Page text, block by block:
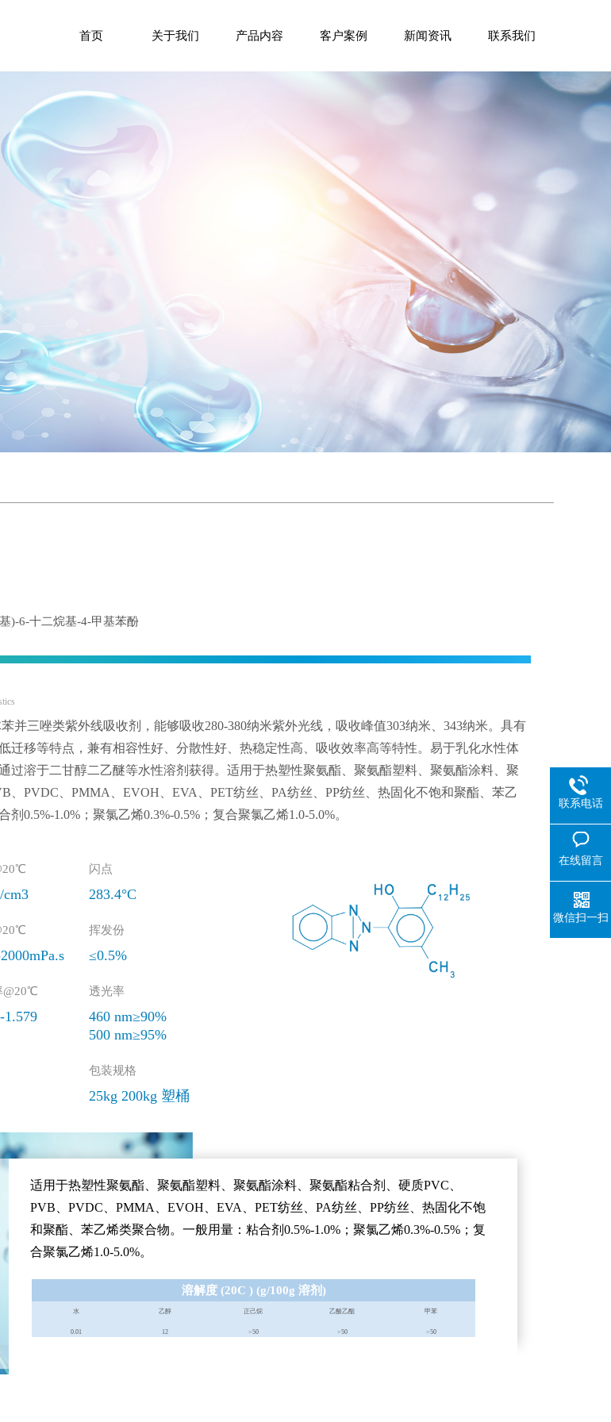
首页 关于我们 产品内容 客户案例 新闻资讯 联系我们
)-6-十二烷基-4-甲基苯酚
并三唑类紫外线吸收剂，能够吸收280-380纳米紫外光线，吸收峰值303纳米、343纳米。具有
迁移等特点，兼有相容性好、分散性好、热稳定性高、吸收效率高等特性。易于乳化水性体
过溶于二甘醇二乙醚等水性溶剂获得。适用于热塑性聚氨酯、聚氨酯塑料、聚氨酯涂料、聚
、PVDC、PMMA、EVOH、EVA、PET纺丝、PA纺丝、PP纺丝、热固化不饱和聚酯、苯乙
0.5%-1.0%；聚氯乙烯0.3%-0.5%；复合聚氯乙烯1.0-5.0%。
cm3
@20℃
1.579
闪点
283.4°C
挥发份
≤0.5%
透光率
460 nm≥90%
500 nm≥95%
包装规格
25kg 200kg 塑桶
适用于热塑性聚氨酯、聚氨酯塑料、聚氨酯涂料、聚氨酯粘合剂、硬质PVC、
PVB、PVDC、PMMA、EVOH、EVA、PET纺丝、PA纺丝、PP纺丝、热固化不饱
和聚酯、苯乙烯类聚合物。一般用量：粘合剂0.5%-1.0%；聚氯乙烯0.3%-0.5%；复
合聚氯乙烯1.0-5.0%。
溶解度 (20C ) (g/100g 溶剂)
水 乙醇 正己烷 乙酸乙酯 甲苯
0.01 12 >50 >50 >50
联系电话
在线留言
微信扫一扫